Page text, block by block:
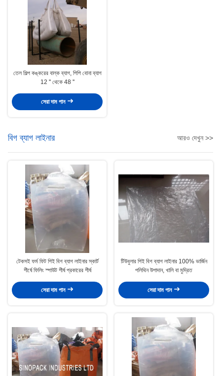
তেল শিল্প কঙ্করের বাল্ক ব্যাগ, পিপি বোনা ব্যাগ
12 '' থেকে 48 ''
সেরা দাম পান
বিগ ব্যাগ লাইনার আরও দেখুন >>
টেকসই ফর্ম ফিট পিই বিগ ব্যাগ লাইনার স্কার্ট
শীর্ষে ফিলিং স্পাউট শীর্ষ প্রকারের শীর্ষ
সেরা দাম পান
টিউবুলার পিই বিগ ব্যাগ লাইনার 100% ভার্জিন
পলিথিন উপাদান, খালি বা মুদ্রিত
সেরা দাম পান